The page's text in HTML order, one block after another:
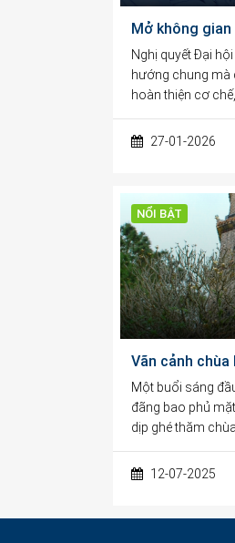
Nghị quyết Đại
hướng chung mà
hoàn thiện cơ
27-01-2026
NỔI BẬT
Một buổi sáng
đãng bao phủ
dịp ghé thăm
12-07-2025